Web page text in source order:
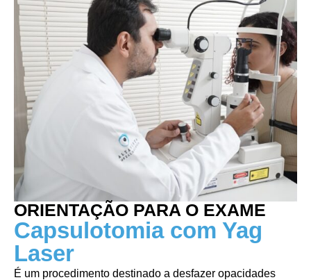
ORIENTAÇÃO PARA O EXAME
Capsulotomia com Yag
Laser
É um procedimento destinado a desfazer opacidades